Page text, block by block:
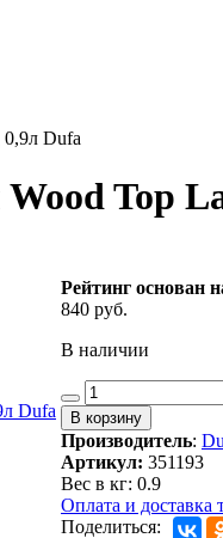
Dufa
Top
Рейтинг основан
840 руб.
В наличии
Производитель:
Артикул: 351193
Вес в кг: 0.9
Оплата и доставка
Поделиться: